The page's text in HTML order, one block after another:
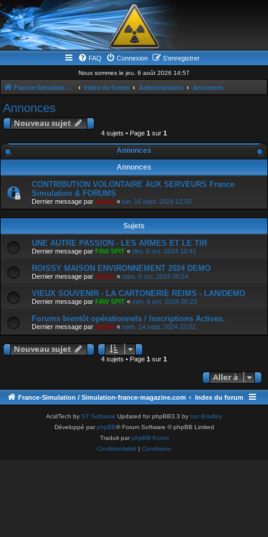
FAQ Connexion S’enregistrer
Nous sommes le jeu. 6 août 2026 14:57
France-Simulation / Simulation-france-magazine.com Index du forum Administration Annonces
Annonces
Nouveau sujet
4 sujets • Page 1 sur 1
Annonces
Annonces
CONTRIBUTION VOLONTAIRE AUX SERVEURS France
Simulation & FORUMS
Dernier message par admin « lun. 16 sept. 2024 12:50
Sujets
UNE AUTRE PASSION - LES ARMES ET LE TIR
Dernier message par FAW SPIT « dim. 6 oct. 2024 10:41
ROISSY MAISON ENVIRONNEMENT 2024 DEMO
Dernier message par admin « sam. 5 oct. 2024 08:54
VIEUX SOUVENIR - LA CARTONERIE REIMS - LAN/DEMO
Dernier message par FAW SPIT « ven. 4 oct. 2024 08:23
Forums bientôt opérationnels / Inscriptions Actives.
Dernier message par admin « sam. 14 sept. 2024 22:02
Nouveau sujet
4 sujets • Page 1 sur 1
Aller à
France-Simulation / Simulation-france-magazine.com Index du forum
AcidTech by ST Software Updated for phpBB3.3 by Ian Bradley
Développé parphpBB® Forum Software © phpBB Limited
Traduit parphpBB-fr.com
Confidentialité | Conditions